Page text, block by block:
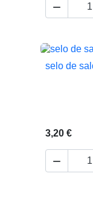
ao carrinho

ao carrinho
selo de
3,20 €
